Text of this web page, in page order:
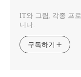
IT와 그림, 각종 프
니다.
구독하기